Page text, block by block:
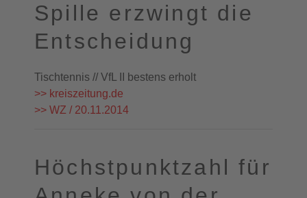
Spille erzwingt die
Entscheidung
Tischtennis // VfL II bestens erholt
>> kreiszeitung.de
>> WZ / 20.11.2014
Höchstpunktzahl für